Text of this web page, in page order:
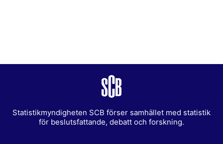
Statistikmyndigheten SCB förser samhället med statistik
för beslutsfattande, debatt och forskning.